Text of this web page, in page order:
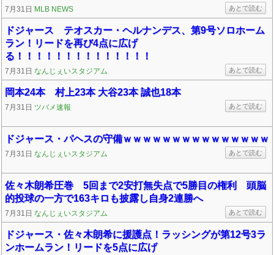
7月31日 MLB NEWS あとで読む
ドジャース テオスカー・ヘルナンデス、第9号ソロホーム
ラン！リードを再び4点に広げ
る！！！！！！！！！！！！！！
7月31日 なんじぇいスタジアム あとで読む
岡本24本 村上23本 大谷23本 誠也18本
7月31日 ツバメ速報 あとで読む
ドジャース・パヘスの守備ｗｗｗｗｗｗｗｗｗｗｗｗｗｗｗ
7月31日 なんじぇいスタジアム あとで読む
佐々木朗希圧巻 5回まで2安打無失点で5勝目の権利 頭脳
的投球の一方で163キロも披露し自身2連勝へ
7月31日 なんじぇいスタジアム あとで読む
ドジャース・佐々木朗希に援護点！ラッシングが第12号3ラ
ンホームラン！リードを5点に広げ